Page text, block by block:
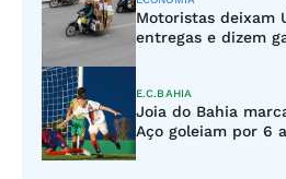
Motoristas deixam
entregas e dizem
E.C.BAHIA
Joia do Bahia
Aço goleiam por 6